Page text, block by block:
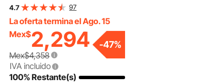
ciervos con receptor de 5 cm, eje giratorio de 360
grados y altura ajustable, incluye cabrestante para
desollar y limpiar la presa
4.7 97
La oferta termina el Ago. 15
Mex$2,294
Mex$4,358
-47%
IVA incluido
100% Restante(s)